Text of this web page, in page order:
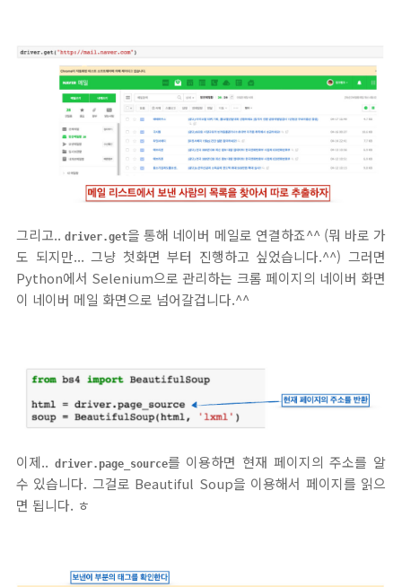
그리고..driver.get을 통해 네이버 메일로 연결하죠^^ (뭐 바로 가
도 되지만... 그냥 첫화면 부터 진행하고 싶었습니다.^^) 그러면
Python에서 Selenium으로 관리하는 크롬 페이지의 네이버 화면
이 네이버 메일 화면으로 넘어갈겁니다.^^
이제.. driver.page_source를 이용하면 현재 페이지의 주소를 알
수 있습니다. 그걸로 Beautiful Soup을 이용해서 페이지를 읽으
면 됩니다. ㅎ